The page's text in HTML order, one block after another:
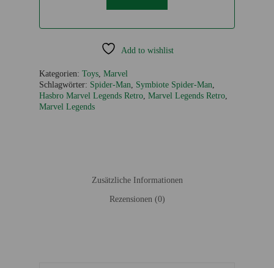
Add to wishlist
Kategorien: Toys Marvel
Schlagwörter: Spider-Man Symbiote Spider-Man
Hasbro Marvel Legends Retro Marvel Legends Retro
Marvel Legends
Zusätzliche Informationen
Rezensionen (0)